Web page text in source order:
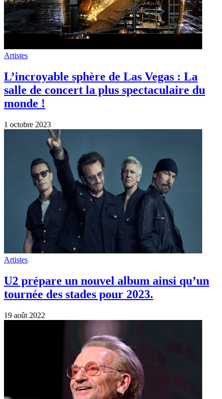
Artistes
L’incroyable sphère de Las Vegas : La
salle de concert la plus spectaculaire du
monde !
1 octobre 2023
Artistes
U2 prépare un nouvel album ainsi qu’un
tournée des stades pour 2023.
19 août 2022